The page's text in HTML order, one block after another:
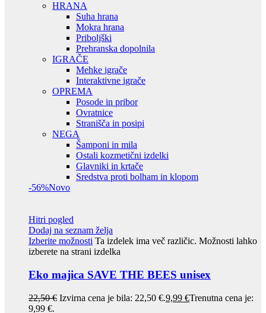
HRANA
Suha hrana
Mokra hrana
Priboljški
Prehranska dopolnila
IGRAČE
Mehke igrače
Interaktivne igrače
OPREMA
Posode in pribor
Ovratnice
Stranišča in posipi
NEGA
Šamponi in mila
Ostali kozmetični izdelki
Glavniki in krtače
Sredstva proti bolham in klopom
-56%Novo
Hitri pogled
Dodaj na seznam želja
Izberite možnosti Ta izdelek ima več različic. Možnosti lahko
izberete na strani izdelka
Eko majica SAVE THE BEES unisex
22,50€ Izvirna cena je bila: 22,50 €.9,99 €Trenutna cena je:
9,99 €.